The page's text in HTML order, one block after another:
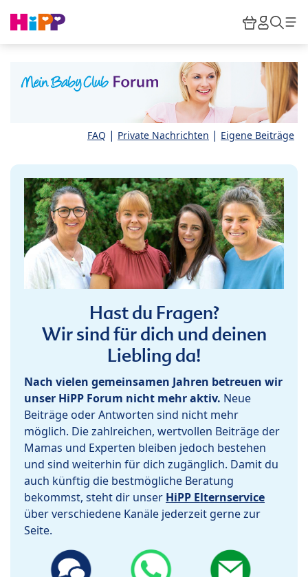
HiPP
FAQ | Private Nachrichten | Eigene Beiträge
Hast du Fragen?
Wir sind für dich und deinen
Liebling da!
Nach vielen gemeinsamen Jahren betreuen wir
unser HiPP Forum nicht mehr aktiv. Neue
Beiträge oder Antworten sind nicht mehr
möglich. Die zahlreichen, wertvollen Beiträge der
Mamas und Experten bleiben jedoch bestehen
und sind weiterhin für dich zugänglich. Damit du
auch künftig die bestmögliche Beratung
bekommst, steht dir unser HiPP Elternservice
über verschiedene Kanäle jederzeit gerne zur
Seite.